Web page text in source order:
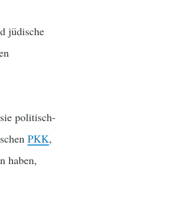
jüdische
politisch-
PKK,
haben,